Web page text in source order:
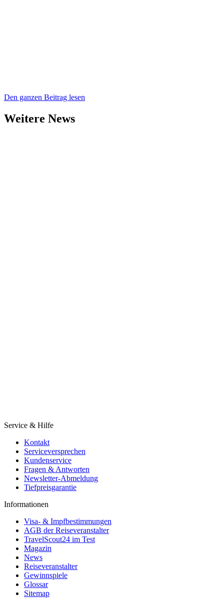
Den ganzen Beitrag lesen
Weitere News
Service & Hilfe
Kontakt
Serviceversprechen
Kundenservice
Fragen & Antworten
Newsletter-Abmeldung
Tiefpreisgarantie
Informationen
Visa- & Impfbestimmungen
AGB der Reiseveranstalter
TravelScout24 im Test
Magazin
News
Reiseveranstalter
Gewinnspiele
Glossar
Sitemap